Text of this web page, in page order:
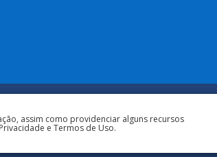
Todos os direitos
assim como providenciar alguns recursos
e Termos de Uso.